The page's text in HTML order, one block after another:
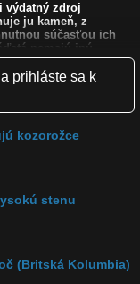
výdatný zdroj
ju kameň, z
súčasťou ich
nemajú inú
je to nemožná
až skoro na vrch
soľ, lízať soľ, alpy,
prihláste sa k
kozorožce
stenu
(Britská Kolumbia)